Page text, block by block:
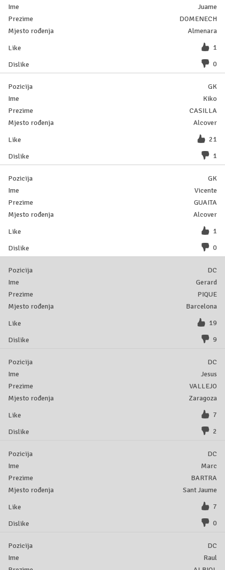
Juame
DOMENECH
Almenara
1
0
GK
Kiko
CASILLA
Alcover
21
1
GK
Vicente
GUAITA
Alcover
1
0
DC
Gerard
PIQUE
Barcelona
19
9
DC
Jesus
VALLEJO
Zaragoza
7
2
DC
Marc
BARTRA
Sant Jaume
7
0
DC
Raul